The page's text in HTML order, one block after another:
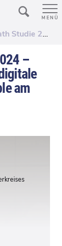
MENÜ
Angebote, 110. Roundtable am 28.11.2024
–
am